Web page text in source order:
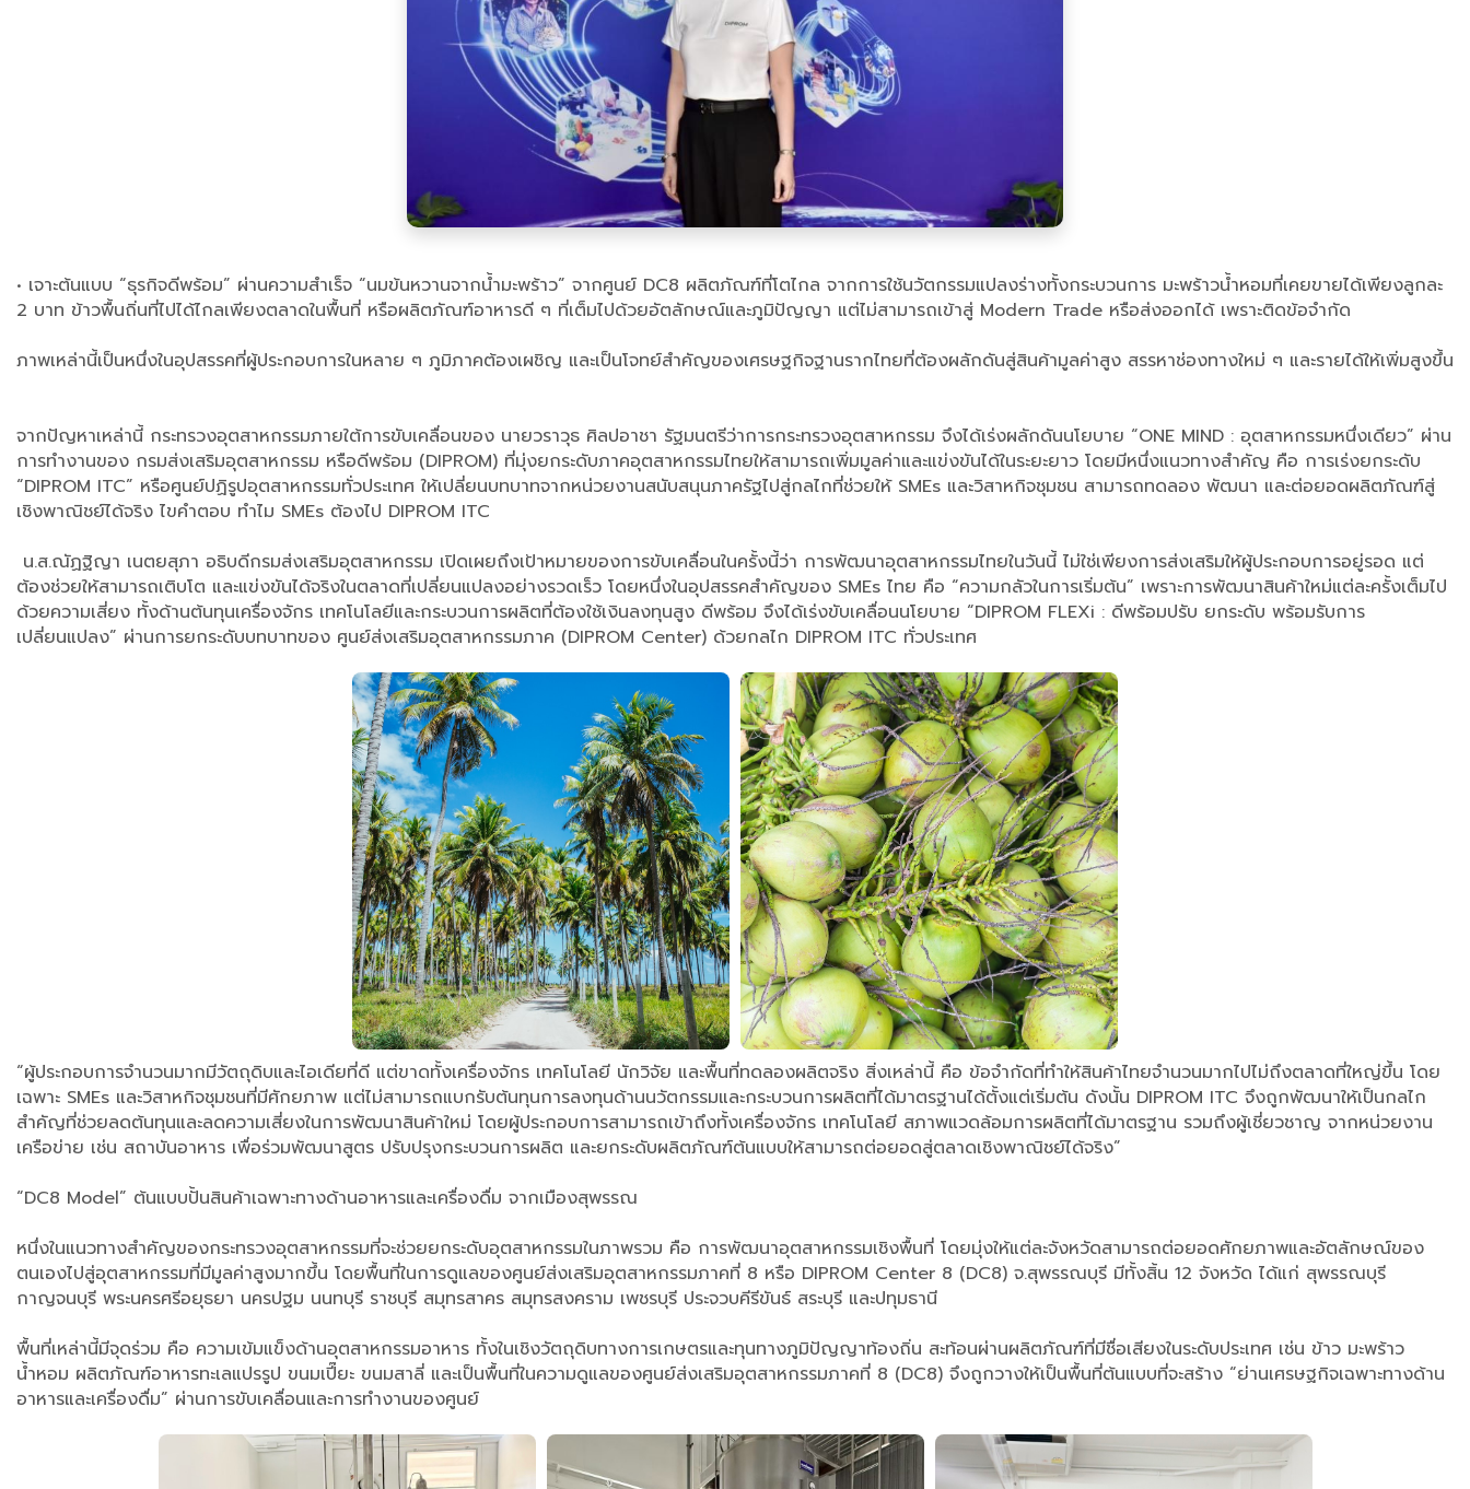
• เจาะต้นแบบ “ธุรกิจดีพร้อม” ผ่านความสำเร็จ “นมข้นหวานจากน้ำมะพร้าว” จากศูนย์ DC8 ผลิตภัณฑ์ที่โตไกล จากการใช้นวัตกรรมแปลงร่างทั้งกระบวนการ ​มะพร้าวน้ำหอมที่เคยขายได้เพียงลูกละ
2 บาท ข้าวพื้นถิ่นที่ไปได้ไกลเพียงตลาดในพื้นที่ หรือผลิตภัณฑ์อาหารดี ๆ ที่เต็มไปด้วยอัตลักษณ์และภูมิปัญญา แต่ไม่สามารถเข้าสู่ Modern Trade หรือส่งออกได้ เพราะติดข้อจำกัด
ภาพเหล่านี้เป็นหนึ่งในอุปสรรคที่ผู้ประกอบการในหลาย ๆ ภูมิภาคต้องเผชิญ และเป็นโจทย์สำคัญของเศรษฐกิจฐานรากไทยที่ต้องผลักดันสู่สินค้ามูลค่าสูง สรรหาช่องทางใหม่ ๆ และรายได้ให้เพิ่มสูงขึ้น
จากปัญหาเหล่านี้ กระทรวงอุตสาหกรรมภายใต้การขับเคลื่อนของ นายวราวุธ ศิลปอาชา รัฐมนตรีว่าการกระทรวงอุตสาหกรรม จึงได้เร่งผลักดันนโยบาย “ONE MIND : อุตสาหกรรมหนึ่งเดียว” ผ่าน
การทำงานของ กรมส่งเสริมอุตสาหกรรม หรือดีพร้อม (DIPROM) ที่มุ่งยกระดับภาคอุตสาหกรรมไทยให้สามารถเพิ่มมูลค่าและแข่งขันได้ในระยะยาว โดยมีหนึ่งแนวทางสำคัญ คือ การเร่งยกระดับ
“DIPROM ITC” หรือศูนย์ปฏิรูปอุตสาหกรรมทั่วประเทศ ให้เปลี่ยนบทบาทจากหน่วยงานสนับสนุนภาครัฐไปสู่กลไกที่ช่วยให้ SMEs และวิสาหกิจชุมชน สามารถทดลอง พัฒนา และต่อยอดผลิตภัณฑ์สู่
เชิงพาณิชย์ได้จริง ไขคำตอบ ทำไม SMEs ต้องไป DIPROM ITC
​น.ส.ณัฏฐิญา เนตยสุภา อธิบดีกรมส่งเสริมอุตสาหกรรม เปิดเผยถึงเป้าหมายของการขับเคลื่อนในครั้งนี้ว่า การพัฒนาอุตสาหกรรมไทยในวันนี้ ไม่ใช่เพียงการส่งเสริมให้ผู้ประกอบการอยู่รอด แต่
ต้องช่วยให้สามารถเติบโต และแข่งขันได้จริงในตลาดที่เปลี่ยนแปลงอย่างรวดเร็ว โดยหนึ่งในอุปสรรคสำคัญของ SMEs ไทย คือ “ความกลัวในการเริ่มต้น” เพราะการพัฒนาสินค้าใหม่แต่ละครั้งเต็มไป
ด้วยความเสี่ยง ทั้งด้านต้นทุนเครื่องจักร เทคโนโลยีและกระบวนการผลิตที่ต้องใช้เงินลงทุนสูง ดีพร้อม จึงได้เร่งขับเคลื่อนนโยบาย “DIPROM FLEXi : ดีพร้อมปรับ ยกระดับ พร้อมรับการ
เปลี่ยนแปลง” ผ่านการยกระดับบทบาทของ ศูนย์ส่งเสริมอุตสาหกรรมภาค (DIPROM Center) ด้วยกลไก DIPROM ITC ทั่วประเทศ
​“ผู้ประกอบการจำนวนมากมีวัตถุดิบและไอเดียที่ดี แต่ขาดทั้งเครื่องจักร เทคโนโลยี นักวิจัย และพื้นที่ทดลองผลิตจริง สิ่งเหล่านี้ คือ ข้อจำกัดที่ทำให้สินค้าไทยจำนวนมากไปไม่ถึงตลาดที่ใหญ่ขึ้น โดย
เฉพาะ SMEs และวิสาหกิจชุมชนที่มีศักยภาพ แต่ไม่สามารถแบกรับต้นทุนการลงทุนด้านนวัตกรรมและกระบวนการผลิตที่ได้มาตรฐานได้ตั้งแต่เริ่มต้น ดังนั้น DIPROM ITC จึงถูกพัฒนาให้เป็นกลไก
สำคัญที่ช่วยลดต้นทุนและลดความเสี่ยงในการพัฒนาสินค้าใหม่ โดยผู้ประกอบการสามารถเข้าถึงทั้งเครื่องจักร เทคโนโลยี สภาพแวดล้อมการผลิตที่ได้มาตรฐาน รวมถึงผู้เชี่ยวชาญ จากหน่วยงาน
เครือข่าย เช่น สถาบันอาหาร เพื่อร่วมพัฒนาสูตร ปรับปรุงกระบวนการผลิต และยกระดับผลิตภัณฑ์ต้นแบบให้สามารถต่อยอดสู่ตลาดเชิงพาณิชย์ได้จริง”
“DC8 Model” ต้นแบบปั้นสินค้าเฉพาะทางด้านอาหารและเครื่องดื่ม จากเมืองสุพรรณ
​หนึ่งในแนวทางสำคัญของกระทรวงอุตสาหกรรมที่จะช่วยยกระดับอุตสาหกรรมในภาพรวม คือ การพัฒนาอุตสาหกรรมเชิงพื้นที่ โดยมุ่งให้แต่ละจังหวัดสามารถต่อยอดศักยภาพและอัตลักษณ์ของ
ตนเองไปสู่อุตสาหกรรมที่มีมูลค่าสูงมากขึ้น โดยพื้นที่ในการดูแลของศูนย์ส่งเสริมอุตสาหกรรมภาคที่ 8 หรือ DIPROM Center 8 (DC8) จ.สุพรรณบุรี มีทั้งสิ้น 12 จังหวัด ได้แก่ สุพรรณบุรี
กาญจนบุรี พระนครศรีอยุธยา นครปฐม นนทบุรี ราชบุรี สมุทรสาคร สมุทรสงคราม เพชรบุรี ประจวบคีรีขันธ์ สระบุรี และปทุมธานี
พื้นที่เหล่านี้มีจุดร่วม คือ ความเข้มแข็งด้านอุตสาหกรรมอาหาร ทั้งในเชิงวัตถุดิบทางการเกษตรและทุนทางภูมิปัญญาท้องถิ่น สะท้อนผ่านผลิตภัณฑ์ที่มีชื่อเสียงในระดับประเทศ เช่น ข้าว มะพร้าว
น้ำหอม ผลิตภัณฑ์อาหารทะเลแปรรูป ขนมเปี๊ยะ ขนมสาลี่ และเป็นพื้นที่ในความดูแลของศูนย์ส่งเสริมอุตสาหกรรมภาคที่ 8 (DC8) จึงถูกวางให้เป็นพื้นที่ต้นแบบที่จะสร้าง “ย่านเศรษฐกิจเฉพาะทางด้าน
อาหารและเครื่องดื่ม” ผ่านการขับเคลื่อนและการทำงานของศูนย์